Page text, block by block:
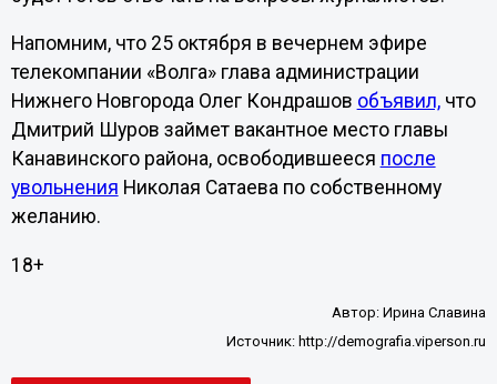
Напомним, что 25 октября в вечернем эфире
телекомпании «Волга» глава администрации
Нижнего Новгорода Олег Кондрашов объявил,что
Дмитрий Шуров займет вакантное место главы
Канавинского района, освободившееся после
увольнения Николая Сатаева по собственному
желанию.
18+
Автор:Ирина Славина
Источник: http://demografia.viperson.ru